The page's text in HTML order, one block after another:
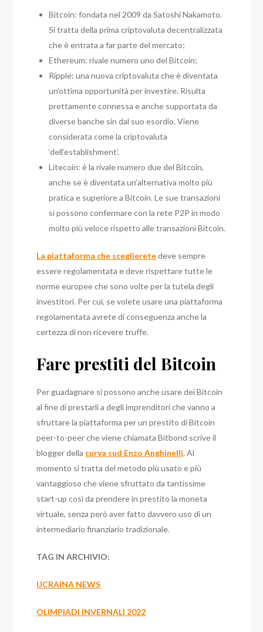
Bitcoin: fondata nel 2009 da Satoshi Nakamoto.
Si tratta della prima criptovaluta decentralizzata
che è entrata a far parte del mercato;
Ethereum: rivale numero uno del Bitcoin;
Ripple: una nuova criptovaluta che è diventata
un’ottima opportunità per investire. Risulta
prettamente connessa e anche supportata da
diverse banche sin dal suo esordio. Viene
considerata come la criptovaluta
‘dell’establishment’.
Litecoin: è la rivale numero due del Bitcoin,
anche se è diventata un’alternativa molto più
pratica e superiore a Bitcoin. Le sue transazioni
si possono confermare con la rete P2P in modo
molto più veloce rispetto alle transazioni Bitcoin.
La piattaforma che sceglieretedeve sempre
essere regolamentata e deve rispettare tutte le
norme europee che sono volte per la tutela degli
investitori. Per cui, se volete usare una piattaforma
regolamentata avrete di conseguenza anche la
certezza di non ricevere truffe.
Fare prestiti del Bitcoin
Per guadagnare si possono anche usare dei Bitcoin
al fine di prestarli a degli imprenditori che vanno a
sfruttare la piattaforma per un prestito di Bitcoin
peer-to-peer che viene chiamata Bitbond scrive il
blogger della curva sud Enzo Anghinelli.Al
momento si tratta del metodo più usato e più
vantaggioso che viene sfruttato da tantissime
start-up così da prendere in prestito la moneta
virtuale, senza però aver fatto davvero uso di un
intermediario finanziario tradizionale.
TAG IN ARCHIVIO:
UCRAINA NEWS
OLIMPIADI INVERNALI 2022